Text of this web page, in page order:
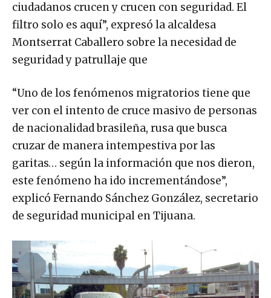
ciudadanos crucen y crucen con seguridad. El
filtro solo es aquí”, expresó la alcaldesa
Montserrat Caballero sobre la necesidad de
seguridad y patrullaje que
“Uno de los fenómenos migratorios tiene que
ver con el intento de cruce masivo de personas
de nacionalidad brasileña, rusa que busca
cruzar de manera intempestiva por las
garitas… según la información que nos dieron,
este fenómeno ha ido incrementándose”,
explicó Fernando Sánchez González, secretario
de seguridad municipal en Tijuana.